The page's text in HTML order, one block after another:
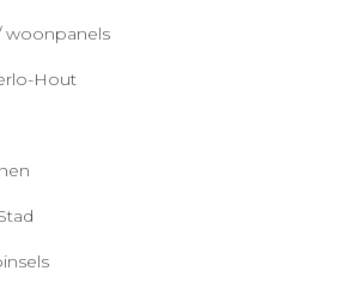
woonpanels
Hout